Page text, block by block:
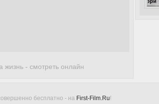
жизнь - смотреть онлайн
бесплатно - на First-Film.Ru!